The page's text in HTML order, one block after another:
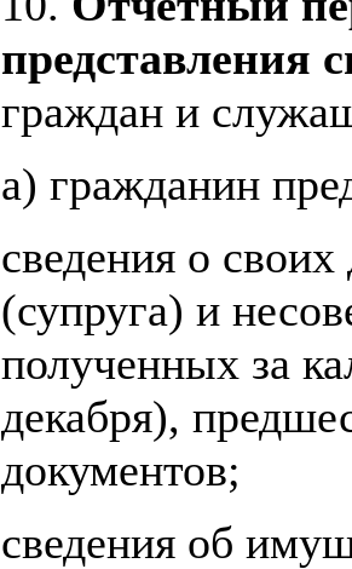
представления
граждан и
а) гражданин
сведения о
(супруга) и
полученных за
декабря),
документов;
сведения об